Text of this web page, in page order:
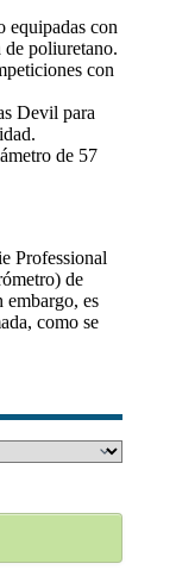
equipadas con
de poliuretano.
con
Devil para
de 57
Professional
de
embargo, es
como se